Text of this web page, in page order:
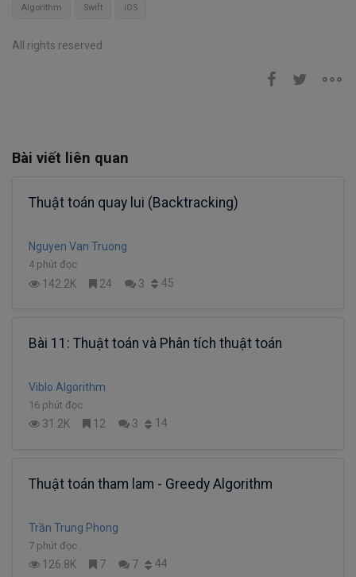
Algorithm Swift iOS
All rights reserved
Bài viết liên quan
Thuật toán quay lui (Backtracking)
Nguyen Van Truong
4 phút đọc
142.2K 24 3 45
Bài 11: Thuật toán và Phân tích thuật toán
Viblo Algorithm
16 phút đọc
31.2K 12 3 14
Thuật toán tham lam - Greedy Algorithm
Trần Trung Phong
7 phút đọc
126.8K 7 7 44